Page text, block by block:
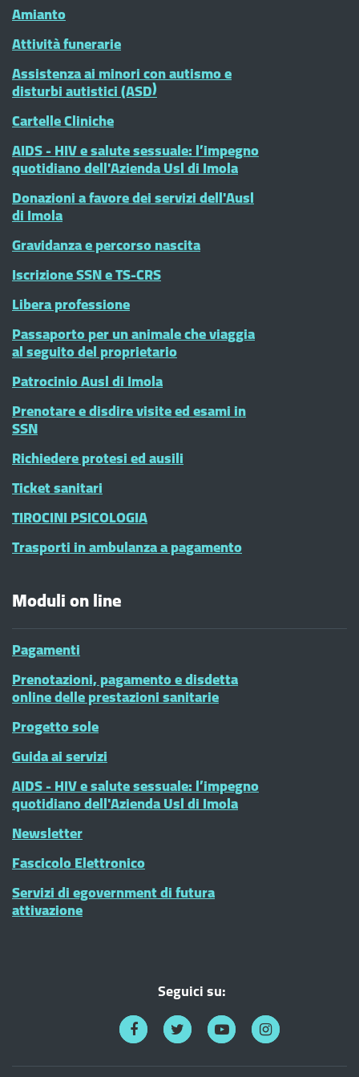
Amianto
Attività funerarie
Assistenza ai minori con autismo e
disturbi autistici (ASD)
Cartelle Cliniche
AIDS - HIV e salute sessuale: l’impegno
quotidiano dell'Azienda Usl di Imola
Donazioni a favore dei servizi dell'Ausl
di Imola
Gravidanza e percorso nascita
Iscrizione SSN e TS-CRS
Libera professione
Passaporto per un animale che viaggia
al seguito del proprietario
Patrocinio Ausl di Imola
Prenotare e disdire visite ed esami in
SSN
Richiedere protesi ed ausili
Ticket sanitari
TIROCINI PSICOLOGIA
Trasporti in ambulanza a pagamento
Moduli on line
Pagamenti
Prenotazioni, pagamento e disdetta
online delle prestazioni sanitarie
Progetto sole
Guida ai servizi
AIDS - HIV e salute sessuale: l’impegno
quotidiano dell'Azienda Usl di Imola
Newsletter
Fascicolo Elettronico
Servizi di egovernment di futura
attivazione
Seguici su: